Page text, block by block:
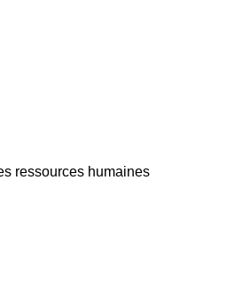
ressources humaines